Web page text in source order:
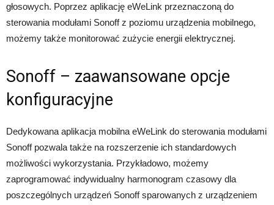
głosowych. Poprzez aplikację eWeLink przeznaczoną do
sterowania modułami Sonoff z poziomu urządzenia mobilnego,
możemy także monitorować zużycie energii elektrycznej.
Sonoff – zaawansowane opcje
konfiguracyjne
Dedykowana aplikacja mobilna eWeLink do sterowania modułami
Sonoff pozwala także na rozszerzenie ich standardowych
możliwości wykorzystania. Przykładowo, możemy
zaprogramować indywidualny harmonogram czasowy dla
poszczególnych urządzeń Sonoff sparowanych z urządzeniem